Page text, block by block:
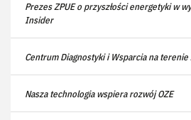
Prezes ZPUE o przyszłości energetyki w
Insider
Centrum Diagnostyki i Wsparcia na terenie
Nasza technologia wspiera rozwój OZE